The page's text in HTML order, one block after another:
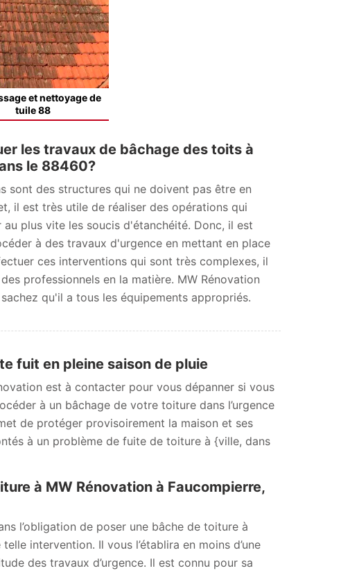
et nettoyage de
tuile 88
les travaux de bâchage des toits à
le 88460?
sont des structures qui ne doivent pas être en
il est très utile de réaliser des opérations qui
plus vite les soucis d'étanchéité. Donc, il est
à des travaux d'urgence en mettant en place
ces interventions qui sont très complexes, il
professionnels en la matière. MW Rénovation
qu'il a tous les équipements appropriés.
fuit en pleine saison de pluie
est à contacter pour vous dépanner si vous
à un bâchage de votre toiture dans l’urgence
de protéger provisoirement la maison et ses
à un problème de fuite de toiture à {ville, dans
à MW Rénovation à Faucompierre,
l’obligation de poser une bâche de toiture à
intervention. Il vous l’établira en moins d’une
des travaux d’urgence. Il est connu pour sa